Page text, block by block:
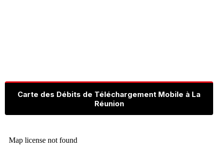
Carte des Débits de Téléchargement Mobile à La
Réunion